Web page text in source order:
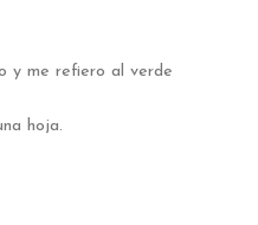
y me refiero al verde
hoja.